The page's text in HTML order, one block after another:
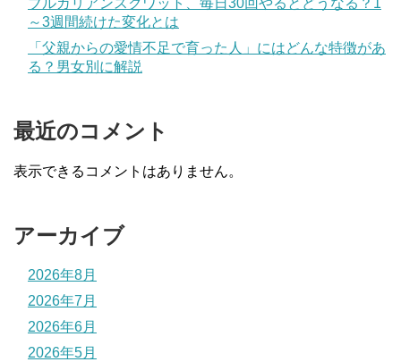
～3週間続けた変化とは
「父親からの愛情不足で育った人」にはどんな特徴があ
る？男女別に解説
最近のコメント
表示できるコメントはありません。
アーカイブ
2026年8月
2026年7月
2026年6月
2026年5月